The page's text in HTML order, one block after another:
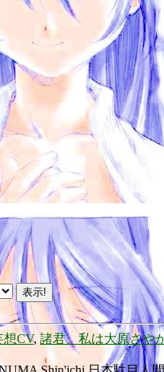
想CV, 諸君、私は大原さや